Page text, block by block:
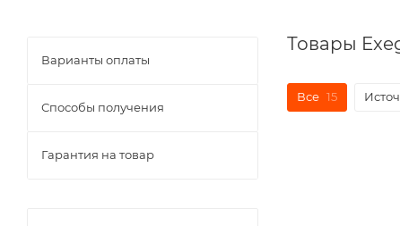
Товары
Все 15
Варианты оплаты
Способы получения
Гарантия на товар